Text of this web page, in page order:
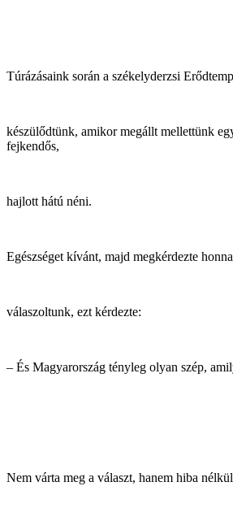
Túrázásaink során a székelyderzsi
készülődtünk, amikor megállt mellettünk
fejkendős,
hajlott hátú néni.
Egészséget kívánt, majd megkérdezte
válaszoltunk, ezt kérdezte:
– És Magyarország tényleg olyan szép,
Nem várta meg a választ, hanem hiba